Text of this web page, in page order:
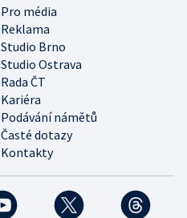
Pro média
Reklama
Studio Brno
Studio Ostrava
Rada ČT
Kariéra
Podávání námětů
Časté dotazy
Kontakty